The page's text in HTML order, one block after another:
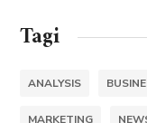
Tagi
ANALYSIS
MARKETING